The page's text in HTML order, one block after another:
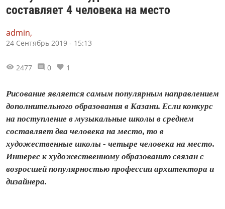
составляет 4 человека на место
admin,
24 Сентябрь 2019 - 15:13
2477 0 1
Рисование является самым популярным направлением
дополнительного образования в Казани. Если конкурс
на поступление в музыкальные школы в среднем
составляет два человека на место, то в
художественные школы - четыре человека на место.
Интерес к художественному образованию связан с
возросшей популярностью профессии архитектора и
дизайнера.